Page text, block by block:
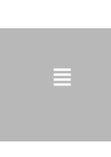
Menu